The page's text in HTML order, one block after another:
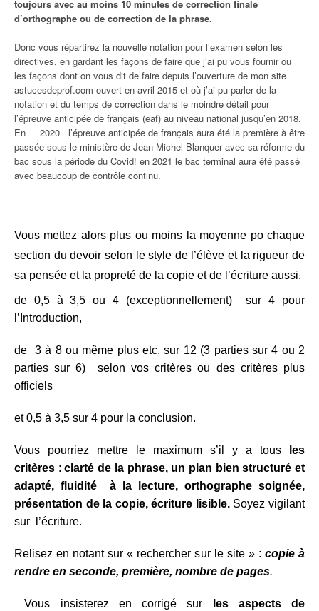
toujours avec au moins 10 minutes de correction finale
d’orthographe ou de correction de la phrase.
Donc vous répartirez la nouvelle notation pour l’examen selon les
directives, en gardant les façons de faire que j’ai pu vous fournir ou
les façons dont on vous dit de faire depuis l’ouverture de mon site
astucesdeprof.com ouvert en avril 2015 et où j’ai pu parler de la
notation et du temps de correction dans le moindre détail pour
l’épreuve anticipée de français (eaf) au niveau national jusqu’en 2018.
En 2020 l’épreuve anticipée de français aura été la première à être
passée sous le ministère de Jean Michel Blanquer avec sa réforme du
bac sous la période du Covid! en 2021 le bac terminal aura été passé
avec beaucoup de contrôle continu.
Vous mettez alors plus ou moins la moyenne po chaque
section du devoir selon le style de l’élève et la rigueur de
sa pensée et la propreté de la copie et de l’écriture aussi.
de 0,5 à 3,5 ou 4 (exceptionnellement) sur 4 pour
l’Introduction,
de 3 à 8 ou même plus etc. sur 12 (3 parties sur 4 ou 2
parties sur 6) selon vos critères ou des critères plus
officiels
et 0,5 à 3,5 sur 4 pour la conclusion.
Vous pourriez mettre le maximum s’il y a tous les
critères :clarté de la phrase, un plan bien structuré et
adapté, fluidité à la lecture, orthographe soignée,
présentation de la copie, écriture lisible. Soyez vigilant
sur l’écriture.
Relisez en notant sur « rechercher sur le site » : copie à
rendre en seconde, première, nombre de pages.
Vous insisterez en corrigé sur
les aspects de